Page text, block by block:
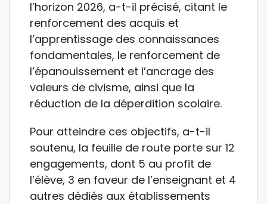
l’horizon 2026, a-t-il précisé, citant le
renforcement des acquis et
l’apprentissage des connaissances
fondamentales, le renforcement de
l’épanouissement et l’ancrage des
valeurs de civisme, ainsi que la
réduction de la déperdition scolaire.
Pour atteindre ces objectifs, a-t-il
soutenu, la feuille de route porte sur 12
engagements, dont 5 au profit de
l’élève, 3 en faveur de l’enseignant et 4
autres dédiés aux établissements